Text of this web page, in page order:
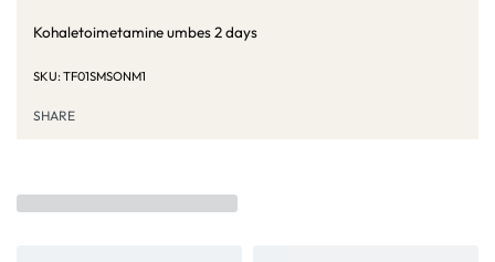
Kohaletoimetamine umbes2 days
TF01SMSONM1
SHARE